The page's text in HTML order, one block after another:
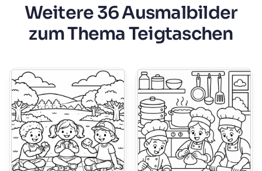
Weitere 36 Ausmalbilder
zum Thema Teigtaschen